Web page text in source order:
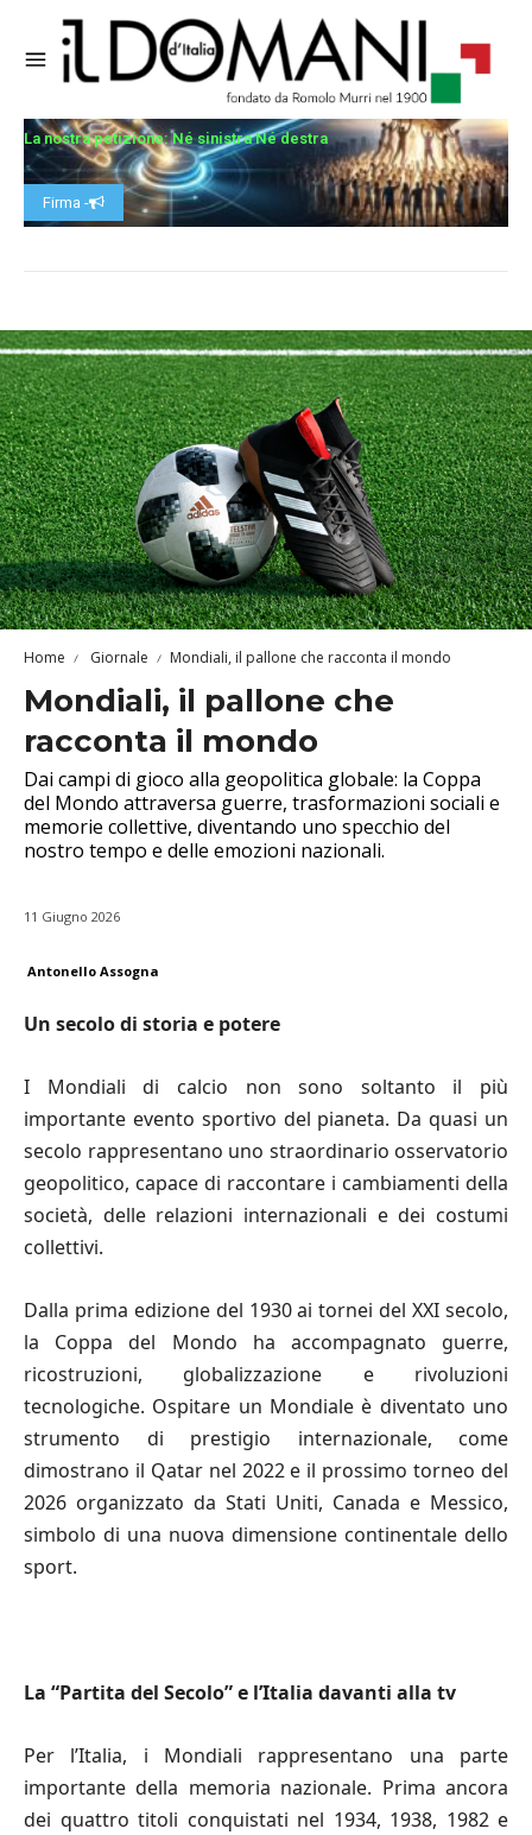
La nostra petizione: Né sinistra Né destra
Firma -
Home Giornale Mondiali, il pallone che racconta il mondo
Mondiali, il pallone che
racconta il mondo
Dai campi di gioco alla geopolitica globale: la Coppa
del Mondo attraversa guerre, trasformazioni sociali e
memorie collettive, diventando uno specchio del
nostro tempo e delle emozioni nazionali.
11 Giugno 2026
Antonello Assogna
Un secolo di storia e potere
I Mondiali di calcio non sono soltanto il più
importante evento sportivo del pianeta. Da quasi un
secolo rappresentano uno straordinario osservatorio
geopolitico, capace di raccontare i cambiamenti della
società, delle relazioni internazionali e dei costumi
collettivi.
Dalla prima edizione del 1930 ai tornei del XXI secolo,
la Coppa del Mondo ha accompagnato guerre,
ricostruzioni, globalizzazione e rivoluzioni
tecnologiche. Ospitare un Mondiale è diventato uno
strumento di prestigio internazionale, come
dimostrano il Qatar nel 2022 e il prossimo torneo del
2026 organizzato da Stati Uniti, Canada e Messico,
simbolo di una nuova dimensione continentale dello
sport.
La “Partita del Secolo” e l’Italia davanti alla tv
Per l’Italia, i Mondiali rappresentano una parte
importante della memoria nazionale. Prima ancora
dei quattro titoli conquistati nel 1934, 1938, 1982 e